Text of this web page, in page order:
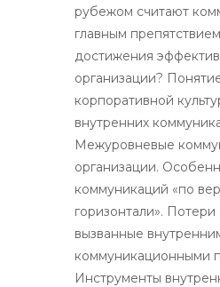
рубежом считают
главным
достижения
организации?
корпоративной
внутренних
Межуровневые
организации.
коммуникаций «по
горизонтали». Потери
вызванные
коммуникационными
Инструменты